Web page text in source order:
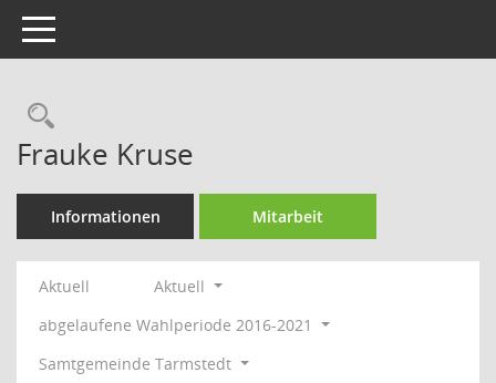
Toggle navigation
Rechercheauswahl
Frauke Kruse
Informationen Mitarbeit
Aktuell
Aktuell
abgelaufene Wahlperiode 2016-2021
Samtgemeinde Tarmstedt